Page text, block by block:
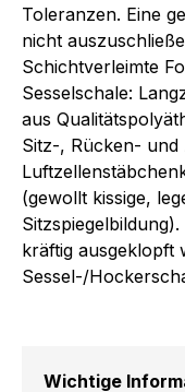
Toleranzen. Eine
nicht
Schichtverleimte
Sesselschale:
aus
Sitz-, Rücken- und
(gewollt kissige,
kräftig ausgeklopft
Sessel-/
Wichtige